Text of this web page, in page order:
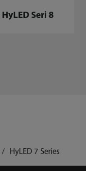
HyLED Seri 8
HyLED 7 Series